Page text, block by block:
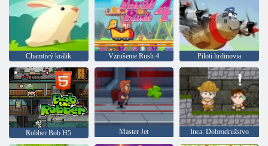
Chamtivý králik Vzrušenie Rush 4 Piloti hrdinovia
Robber Bob H5 Master Jet Inca: Dobrodružstvo